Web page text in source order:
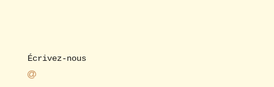
Écrivez-nous